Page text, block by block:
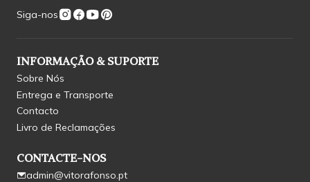
Siga-nos
INFORMAÇÃO & SUPORTE
Sobre Nós
Entrega e Transporte
Contacto
Livro de Reclamações
CONTACTE-NOS
admin@vitorafonso.pt